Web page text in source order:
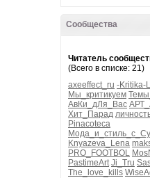
Сообщества
Читатель
(Всего в списке: 21)
axeeffect_ru -Kritika-
Мы_критикуем
АвКи_дЛя_Вас
Хит_Парад
Pinacoteca
Knyazeva_Lena
PRO_FOOTBOL
PastimeArt Ji_Tru
The_love_kills